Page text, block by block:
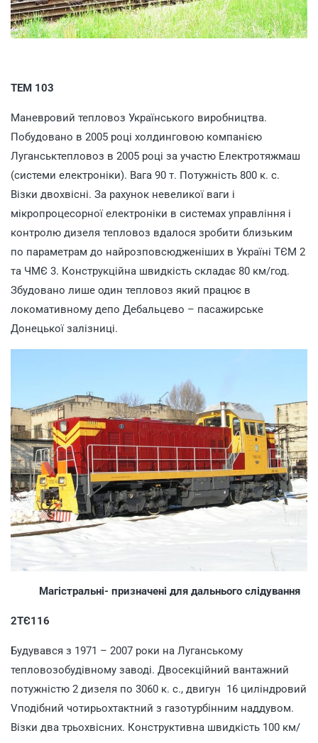
ТЕМ 103
Маневровий тепловоз Українського виробництва.
Побудовано в 2005 році холдинговою компанією
Луганськтепловоз в 2005 році за участю Електротяжмаш
(системи електроніки). Вага 90 т. Потужність 800 к. с.
Візки двохвісні. За рахунок невеликої ваги і
мікропроцесорної електроніки в системах управління і
контролю дизеля тепловоз вдалося зробити близьким
по параметрам до найрозповсюдженіших в Україні ТЄМ 2
та ЧМЄ 3. Конструкційна швидкість складає 80 км/год.
Збудовано лише один тепловоз який працює в
локомативному депо Дебальцево – пасажирське
Донецької залізниці.
Магістральні- призначені для дальнього слідування
2ТЄ116
Будувався з 1971 – 2007 роки на Луганському
тепловозобудівному заводі. Двосекційний вантажний
потужністю 2 дизеля по 3060 к. с., двигун 16 циліндровий
Vподібний чотирьохтактний з газотурбінним наддувом.
Візки два трьохвісних. Конструктивна швидкість 100 км/